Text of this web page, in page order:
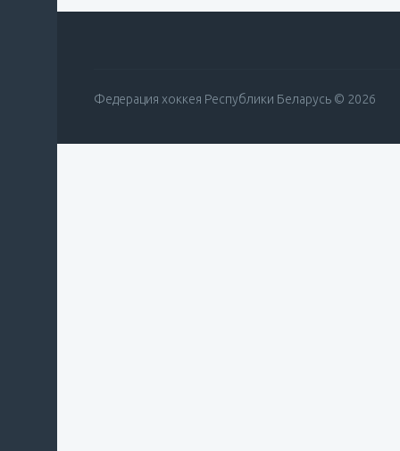
Федерация хоккея Республики Беларусь © 2026